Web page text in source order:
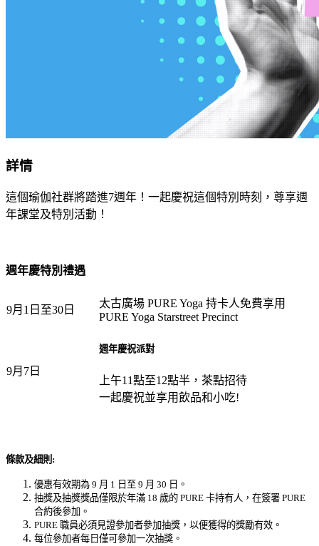
詳情
這個瑜伽社群將踏進7週年！一起慶祝這個特別時刻，尊享週
年課堂及特別活動！
週年慶特別禮遇
9月1日至30日
太古廣場 PURE Yoga 持卡人免費享用
PURE Yoga Starstreet Precinct
9月7日
週年慶祝派對
上午11點至12點半，茶點招待
一起慶祝並享用飲品和小吃!
條款及細則 :
優惠有效期為 9 月 1 日至 9 月 30 日。
抽獎及抽獎獎品僅限於年滿 18 歲的 PURE 卡持有人，在簽署 PURE
合約後參加。
PURE 職員必須見證參加者參加抽獎，以便獲得的獎勵有效。
每位參加者每日僅可參加一次抽獎。